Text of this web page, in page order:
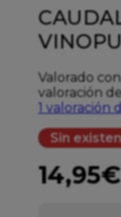
Valorado con
valoración
1 valoración
Sin
14,95€